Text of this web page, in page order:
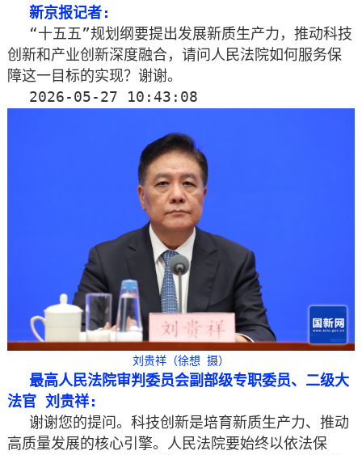
新京报记者:
“十五五”规划纲要提出发展新质生产力，推动科技
创新和产业创新深度融合，请问人民法院如何服务保
障这一目标的实现？谢谢。
2026-05-27 10:43:08
刘贵祥（徐想 摄）
最高人民法院审判委员会副部级专职委员、二级大
法官 刘贵祥:
谢谢您的提问。科技创新是培育新质生产力、推动
高质量发展的核心引擎。人民法院要始终以依法保